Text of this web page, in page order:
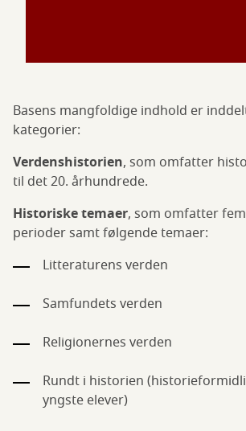
Basens mangfoldige indhold er
kategorier:
Verdenshistorien, som omfatter
til det 20. århundrede.
Historiske temaer, som omfatter
perioder samt følgende temaer:
Litteraturens verden
Samfundets verden
Religionernes verden
Rundt i historien
yngste elever)